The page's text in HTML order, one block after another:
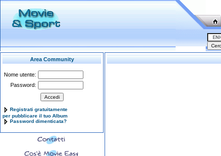
Area Community
Nome utente:
Password:
Registrati gratuitamente
per pubblicare il tuo Album
Password dimenticata?